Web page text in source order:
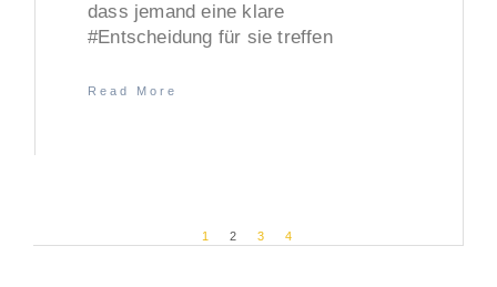
dass jemand eine klare
#Entscheidung für sie treffen
Read More
1 2 3 4